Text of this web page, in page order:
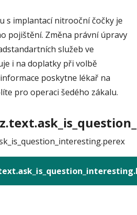
s implantací nitrooční čočky je
pojištění. Změna právní úpravy
služeb ve
i na doplatky při volbě
poskytne lékař na
pro operaci šedého zákalu.